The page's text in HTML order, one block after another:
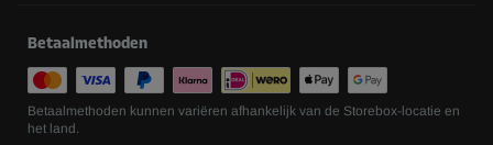
Betaalmethoden
Betaalmethoden kunnen variëren afhankelijk van de Storebox-locatie en
het land.